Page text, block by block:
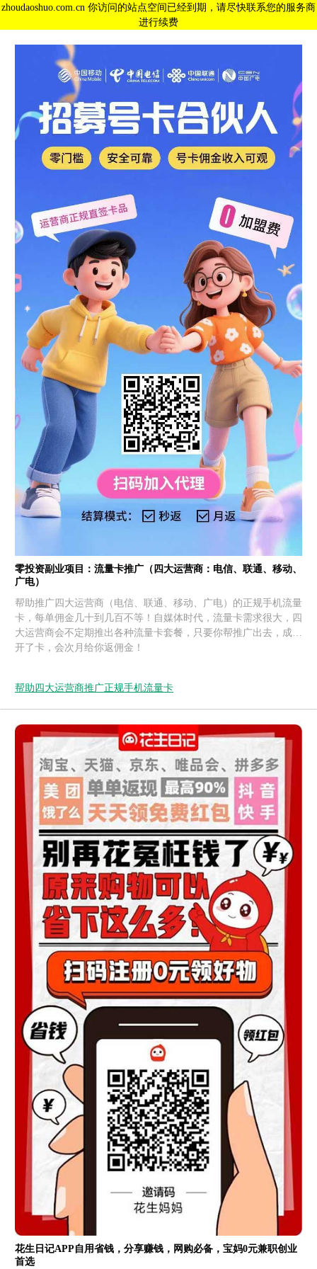
zhoudaoshuo.com.cn 你访问的站点空间已经到期，请尽快联系您的服务商
进行续费
零投资副业项目：流量卡推广（四大运营商：电信、联通、移动、
广电）
帮助推广四大运营商（电信、联通、移动、广电）的正规手机流量
卡，每单佣金几十到几百不等！自媒体时代，流量卡需求很大，四
大运营商会不定期推出各种流量卡套餐，只要你帮推广出去，成功
开了卡，会次月给你返佣金！
帮助四大运营商推广正规手机流量卡
花生日记APP自用省钱，分享赚钱，网购必备，宝妈0元兼职创业
首选